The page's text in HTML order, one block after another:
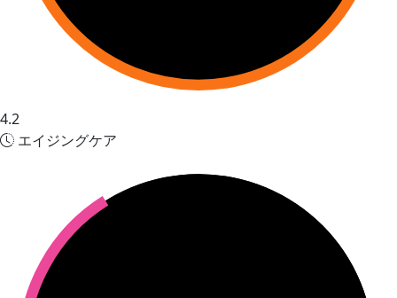
4.2
エイジングケア